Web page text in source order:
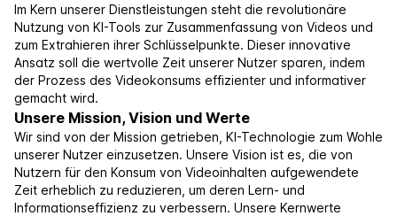
Im Kern unserer Dienstleistungen steht die revolutionäre
Nutzung von KI-Tools zur Zusammenfassung von Videos und
zum Extrahieren ihrer Schlüsselpunkte. Dieser innovative
Ansatz soll die wertvolle Zeit unserer Nutzer sparen, indem
der Prozess des Videokonsums effizienter und informativer
gemacht wird.
Unsere Mission, Vision und Werte
Wir sind von der Mission getrieben, KI-Technologie zum Wohle
unserer Nutzer einzusetzen. Unsere Vision ist es, die von
Nutzern für den Konsum von Videoinhalten aufgewendete
Zeit erheblich zu reduzieren, um deren Lern- und
Informationseffizienz zu verbessern. Unsere Kernwerte